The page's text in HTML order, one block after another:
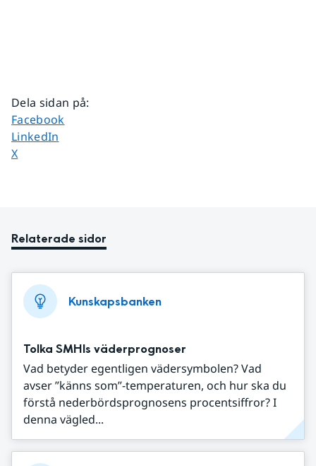
Dela sidan på:
Dela sidan på
Facebook
Dela sidan på
LinkedIn
Dela sidan på
X
Relaterade sidor
Kunskapsbanken
Tolka SMHIs väderprognoser
Vad betyder egentligen vädersymbolen? Vad
avser ”känns som”-temperaturen, och hur ska du
förstå nederbördsprognosens procentsiffror? I
denna vägled...